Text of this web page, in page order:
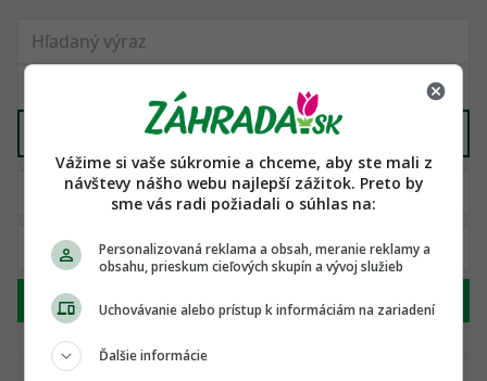
Všetko ostatné potrebné k stavbe
Hľadať
Vážime si vaše súkromie a chceme, aby ste mali z
návštevy nášho webu najlepší zážitok. Preto by
sme vás radi požiadali o súhlas na:
Personalizovaná reklama a obsah, meranie reklamy a
obsahu, prieskum cieľových skupín a vývoj služieb
Uchovávanie alebo prístup k informáciám na zariadení
Ďalšie informácie